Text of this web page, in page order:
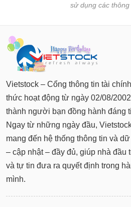
sử dụng các thông
Vietstock – Cổng thông tin tài
thức hoạt động từ ngày 02/08/
thành người bạn đồng hành đáng
Ngay từ những ngày đầu,
mang đến hệ thống thông tin và
– cập nhật – đầy đủ, giúp nhà đầu
và tự tin đưa ra quyết định trong
mình.